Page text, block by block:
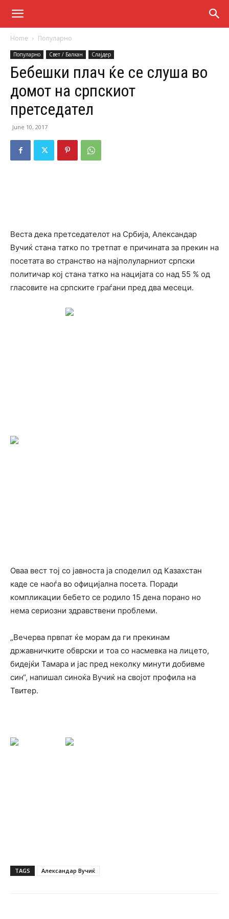
Home Популарно
Популарно Свет / Балкан Слајдер
Бебешки плач ќе се слуша во
домот на српскиот
претседател
June 10, 2017
Веста дека претседателот на Србија, Александар
Вучиќ стана татко по третпат е причината за прекин на
посетата во странство на најполуларниот српски
политичар кој стана татко на нацијата со над 55 % од
гласовите на српските граѓани пред два месеци.
Оваа вест тој со јавноста ја споделил од Казахстан
каде се наоѓа во официјална посета. Поради
компликации бебето се родило 15 дена порано но
нема сериозни здравствени проблеми.
„Вечерва првпат ќе морам да ги прекинам
државничките обврски и тоа со насмевка на лицето,
бидејќи Тамара и јас пред неколку минути добивме
син“, напишал синоќа Вучиќ на својот профила на
Твитер.
TAGS Александар Вучиќ